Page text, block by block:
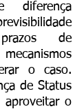
diferença
de
o caso.
de Status
aproveitar o